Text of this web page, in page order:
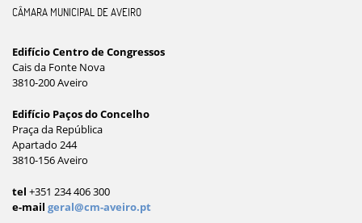
CÂMARA MUNICIPAL DE AVEIRO
Edifício Centro de Congressos
Cais da Fonte Nova
3810-200 Aveiro
Edifício Paços do Concelho
Praça da República
Apartado 244
3810-156 Aveiro
tel +351 234 406 300
e-mail geral@cm-aveiro.pt